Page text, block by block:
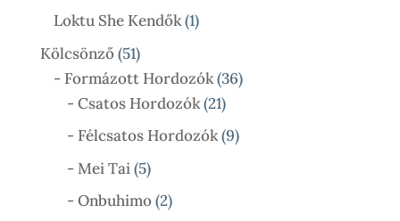
Termék
Loktu She Kendők 11
Kölcsönző 5151
Termék
- Formázott Hordozók 3636
- Csatos Hordozók 2121
Termék
- Félcsatos Hordozók 99
- Mei Tai 55
Termék
- Onbuhimo 22